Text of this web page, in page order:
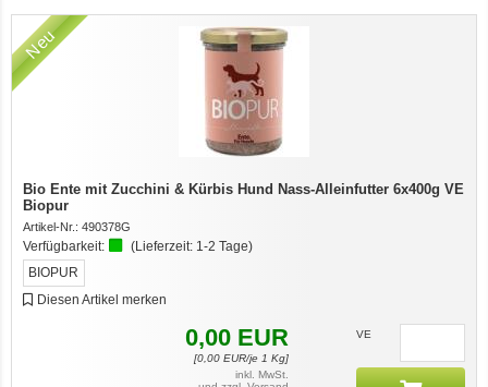
Neu
Bio Ente mit Zucchini & Kürbis Hund Nass-Alleinfutter 6x400g VE
Biopur
Artikel-Nr.: 490378G
Verfügbarkeit: (Lieferzeit: 1-2 Tage)
BIOPUR
Diesen Artikel merken
0,00 EUR
[0,00EUR/je 1 Kg]
inkl. MwSt.
VE